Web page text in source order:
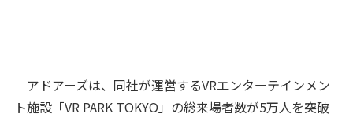
アドアーズは、同社が運営するVRエンターテインメン
ト施設「VR PARK TOKYO」の総来場者数が5万人を突破